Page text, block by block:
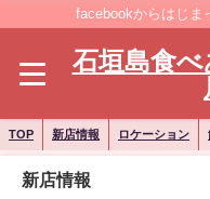
facebookからはじま
石垣島食
TOP 新店情報 ロケーション
新店情報